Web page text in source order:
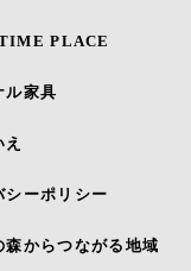
PLACE
ル家具
シーポリシー
森からつながる地域